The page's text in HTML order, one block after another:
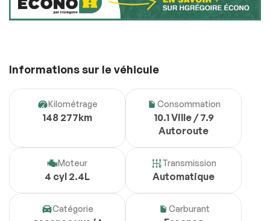
Informations sur le véhicule
Kilométrage
148 277km
Consommation
10.1 Ville / 7.9
Autoroute
Moteur
4 cyl 2.4L
Transmission
Automatique
Catégorie Carburant